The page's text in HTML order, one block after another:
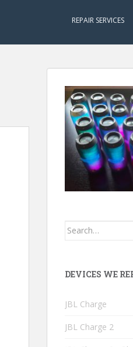
REPAIR SERVICES
Search
DEVICES WE
JBL Charge
JBL Charge 2